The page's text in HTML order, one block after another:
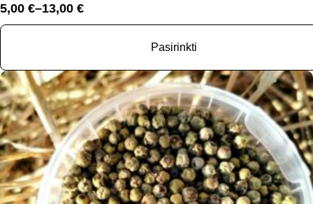
5,00 €–13,00 €
Price
range:
13,00 €
Pasirinkti